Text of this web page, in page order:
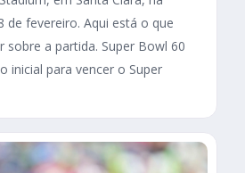
de fevereiro. Aqui está o que
sobre a partida. Super Bowl 60
inicial para vencer o Super